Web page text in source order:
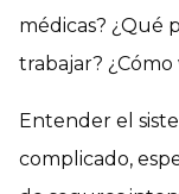
médicas? ¿Qué
trabajar?
Entender el
complicado,